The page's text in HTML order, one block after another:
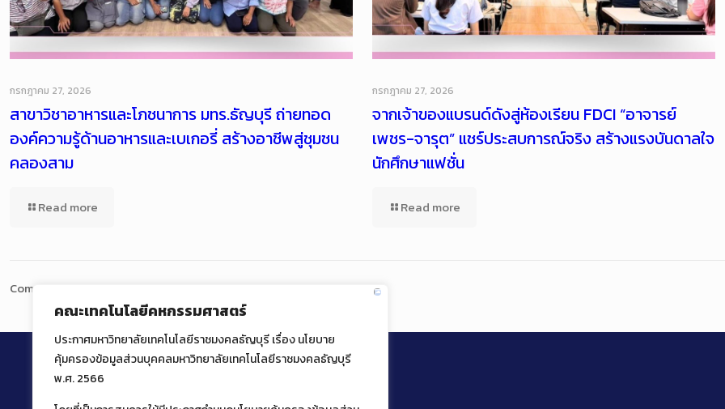
คณะเทคโนโลยีคหกรรมศาสตร์
ประกาศมหาวิทยาลัยเทคโนโลยีราชมงคลธัญบุรี เรื่อง นโยบาย
คุ้มครองข้อมูลส่วนบุคคลมหาวิทยาลัยเทคโนโลยีราชมงคลธัญบุรี
พ.ศ. 2566
กรกฎาคม 27, 2026
สาขาวิชาอาหารและโภชนาการ มทร.ธัญบุรี ถ่ายทอด
องค์ความรู้ด้านอาหารและเบเกอรี่ สร้างอาชีพสู่ชุมชน
คลองสาม
Read more
กรกฎาคม 27, 2026
จากเจ้าของแบรนด์ดังสู่ห้องเรียน FDCI “อาจารย์
เพชร-จารุต” แชร์ประสบการณ์จริง สร้างแรงบันดาลใจ
นักศึกษาแฟชั่น
Read more
Comments are closed.